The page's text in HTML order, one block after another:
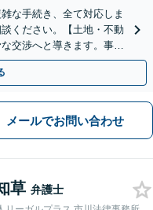
な手続き、全て対応しま
ください。【土地・不動
交渉へと導きます。事業
く】駐車場あり
メールでお問い合わせ
草 弁護士